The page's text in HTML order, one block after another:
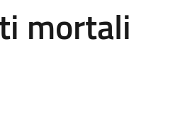
mortali